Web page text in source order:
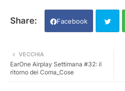
Facebook
VECCHIA
EarOne Airplay Settimana #32: il
ritorno dei Coma_Cose